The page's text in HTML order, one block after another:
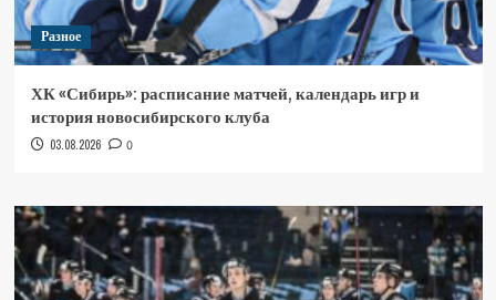
Разное
ХК «Сибирь»: расписание матчей, календарь игр и
история новосибирского клуба
03.08.2026 0